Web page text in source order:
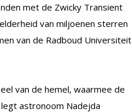
met de Zwicky Transient
van miljoenen sterren
van de Radboud Universiteit
van de hemel, waarmee de
astronoom Nadejda